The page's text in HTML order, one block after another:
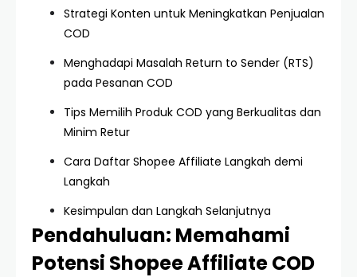
Strategi Konten untuk Meningkatkan Penjualan
COD
Menghadapi Masalah Return to Sender (RTS)
pada Pesanan COD
Tips Memilih Produk COD yang Berkualitas dan
Minim Retur
Cara Daftar Shopee Affiliate Langkah demi
Langkah
Kesimpulan dan Langkah Selanjutnya
Pendahuluan: Memahami
Potensi Shopee Affiliate COD